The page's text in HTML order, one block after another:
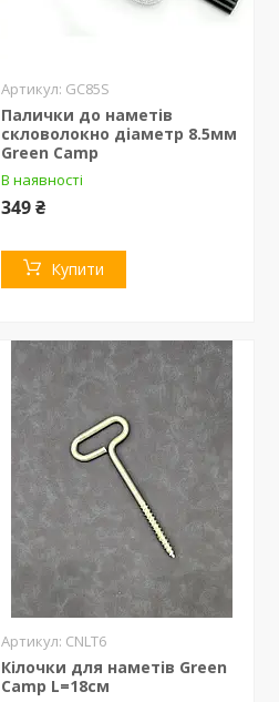
GC85S
Палички до наметів
скловолокно діаметр 8.5мм
Green Camp
В наявності
349 ₴
Купити
CNLT6
Кілочки для наметів Green
Camp L=18см